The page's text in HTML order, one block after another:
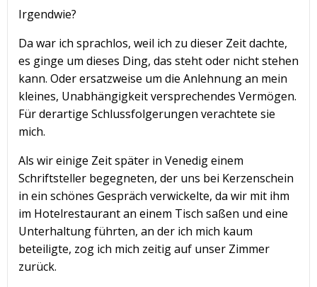
Irgendwie?
Da war ich sprachlos, weil ich zu dieser Zeit dachte,
es ginge um dieses Ding, das steht oder nicht stehen
kann. Oder ersatzweise um die Anlehnung an mein
kleines, Unabhängigkeit versprechendes Vermögen.
Für derartige Schlussfolgerungen verachtete sie
mich.
Als wir einige Zeit später in Venedig einem
Schriftsteller begegneten, der uns bei Kerzenschein
in ein schönes Gespräch verwickelte, da wir mit ihm
im Hotelrestaurant an einem Tisch saßen und eine
Unterhaltung führten, an der ich mich kaum
beteiligte, zog ich mich zeitig auf unser Zimmer
zurück.